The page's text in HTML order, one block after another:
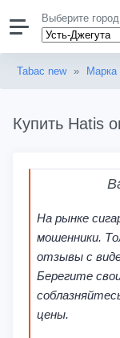
Выберите
Tabac new » Марка
Купить Hatis
На рынке
мошенники.
отзывы с
Берегите
цены.